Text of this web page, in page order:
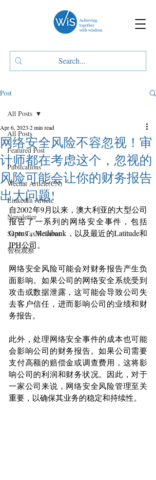
Post
All Posts
Featured Post
Publications
Wechat Article(CN)
LinkedIn Article
Newsletter
Super Tax Reforms
智税观察
All Posts
网络安全风险不容忽视！审
计师都在考虑这个，忽视的
风险可能会让你的财务报告
出大问题!
Apr 6, 2023 2 min read
自2002年9月以来，澳大利亚的大型公司
报告了一系列的网络安全事件，包括
Optus，Medibank，以及最近的Latitude和
IPH公司。
网络安全风险可能会对财务报告产生负
面影响。如果公司的网络安全系统受到
攻击或数据泄露，这可能会导致公司失
去客户信任，进而影响公司的业绩和财
务报告。
此外，处理网络安全事件的成本也可能
会影响公司的财务报告。如果公司需要
支付高额的赔偿金或调查费用，这将影
响公司的利润和财务状况。因此，对于
一家公司来说，网络安全风险管理至关
重要，以确保其业务的稳定和持续性。